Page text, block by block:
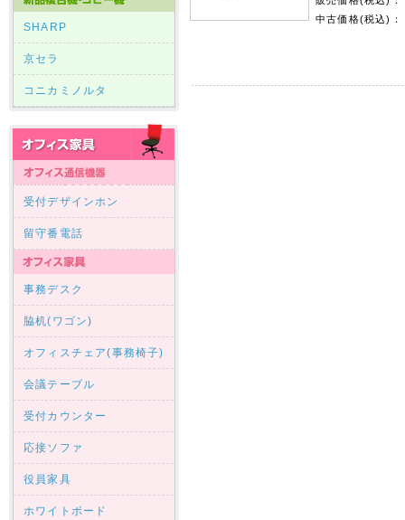
SHARP
京セラ
コニカミノルタ
受付デザインホン
留守番電話
事務デスク
脇机(ワゴン)
オフィスチェア(事務椅子)
会議テーブル
受付カウンター
応接ソファ
役員家具
ホワイトボード
中古価格(税込)：